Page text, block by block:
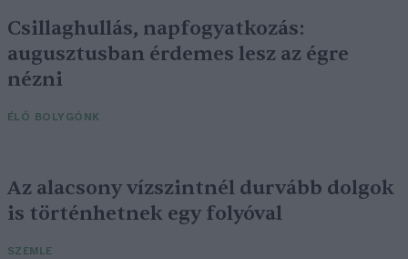
Csillaghullás, napfogyatkozás:
augusztusban érdemes lesz az égre
nézni
ÉLŐ BOLYGÓNK
Az alacsony vízszintnél durvább dolgok
is történhetnek egy folyóval
SZEMLE